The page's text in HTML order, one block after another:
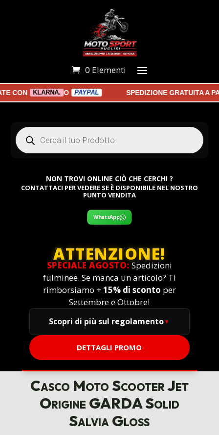
0 Elementi
KLARNA. O PAYPAL SPEDIZIONE GRATUITA A
Products
search
NON TROVI ONLINE CIÒ CHE CERCHI ?
CONTATTACI PER VEDERE SE È DISPONIBILE NEL NOSTRO
PUNTO VENDITA
WhatsApp
ATTENZIONE!
SPECIALE AGOSTO: Spedizioni
fulminee. Se manca un articolo? Ti
rimborsiamo + 15% di sconto per
Settembre e Ottobre!
Scopri di più sul regolamento
DETTAGLI PROMO
Casco Moto Scooter Jet
Origine GARDA Solid
Salvia Gloss